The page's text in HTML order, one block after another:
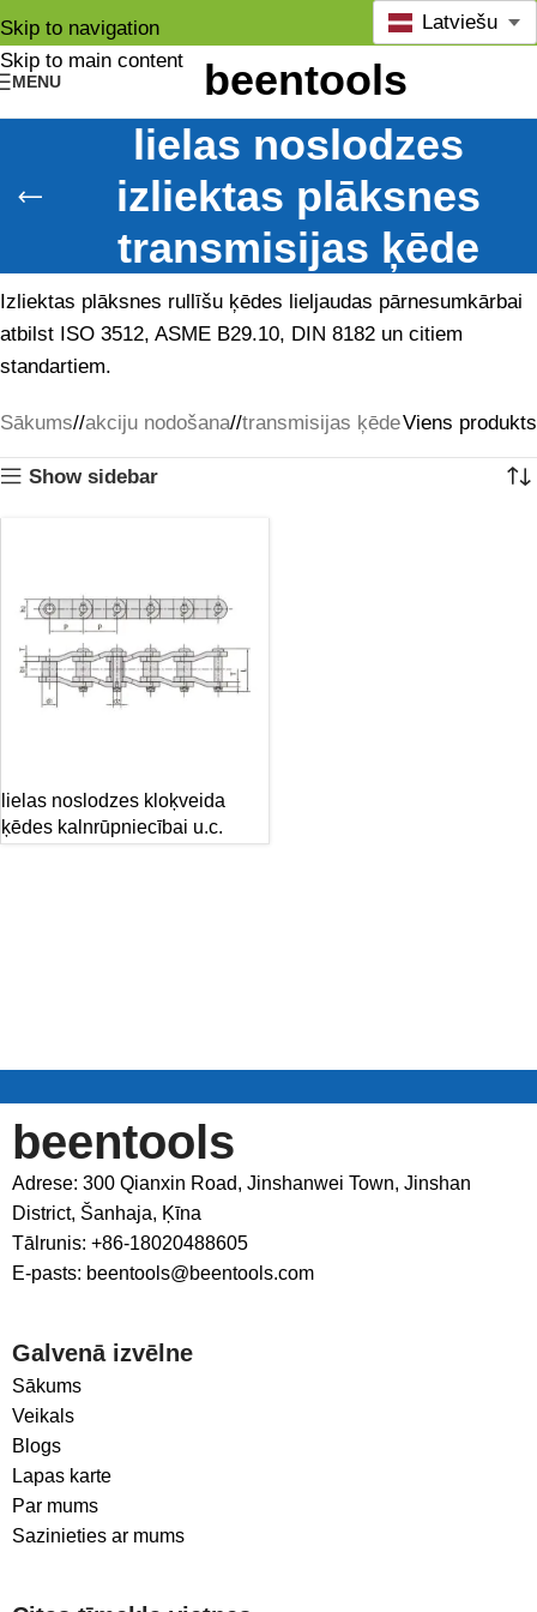
Skip to navigation
Skip to main content
MENU
Latviešu
lielas noslodzes
izliektas plāksnes
transmisijas ķēde
Izliektas plāksnes rullīšu ķēdes lieljaudas pārnesumkārbai
atbilst ISO 3512, ASME B29.10, DIN 8182 un citiem
standartiem.
Sākums/ akciju nodošana/ transmisijas ķēdeViens produkts
Show sidebar
lielas noslodzes kloķveida
ķēdes kalnrūpniecībai u.c.
beentools
Adrese: 300 Qianxin Road, Jinshanwei Town, Jinshan
District, Šanhaja, Ķīna
Tālrunis: +86-18020488605
E-pasts: beentools@beentools.com
Galvenā izvēlne
Sākums
Veikals
Blogs
Lapas karte
Par mums
Sazinieties ar mums